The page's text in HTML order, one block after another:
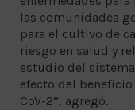
las comunidades
para el cultivo de
riesgo en salud y
estudio del
efecto del beneficio
CoV-2”, agregó.